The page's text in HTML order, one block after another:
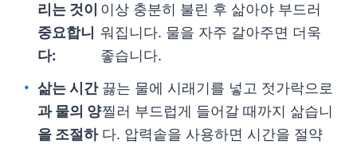
리는 것이
중요합니
다:
이상 충분히 불린 후 삶아야 부드러
워집니다. 물을 자주 갈아주면 더욱
좋습니다.
삶는 시간
과 물의 양
을 조절하
끓는 물에 시래기를 넣고 젓가락으로
찔러 부드럽게 들어갈 때까지 삶습니
다. 압력솥을 사용하면 시간을 절약